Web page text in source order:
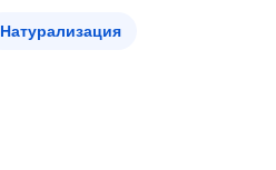
Натурализация